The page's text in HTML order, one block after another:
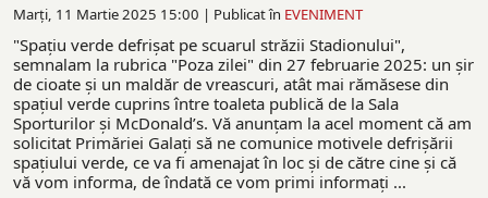
Marți, 11 Martie 2025 15:00 | Publicat în EVENIMENT
"Spaţiu verde defrişat pe scuarul străzii Stadionului",
semnalam la rubrica "Poza zilei" din 27 februarie 2025: un şir
de cioate şi un maldăr de vreascuri, atât mai rămăsese din
spaţiul verde cuprins între toaleta publică de la Sala
Sporturilor şi McDonald’s. Vă anunțam la acel moment că am
solicitat Primăriei Galaţi să ne comunice motivele defrişării
spaţiului verde, ce va fi amenajat în loc şi de către cine și că
vă vom informa, de îndată ce vom primi informați ...